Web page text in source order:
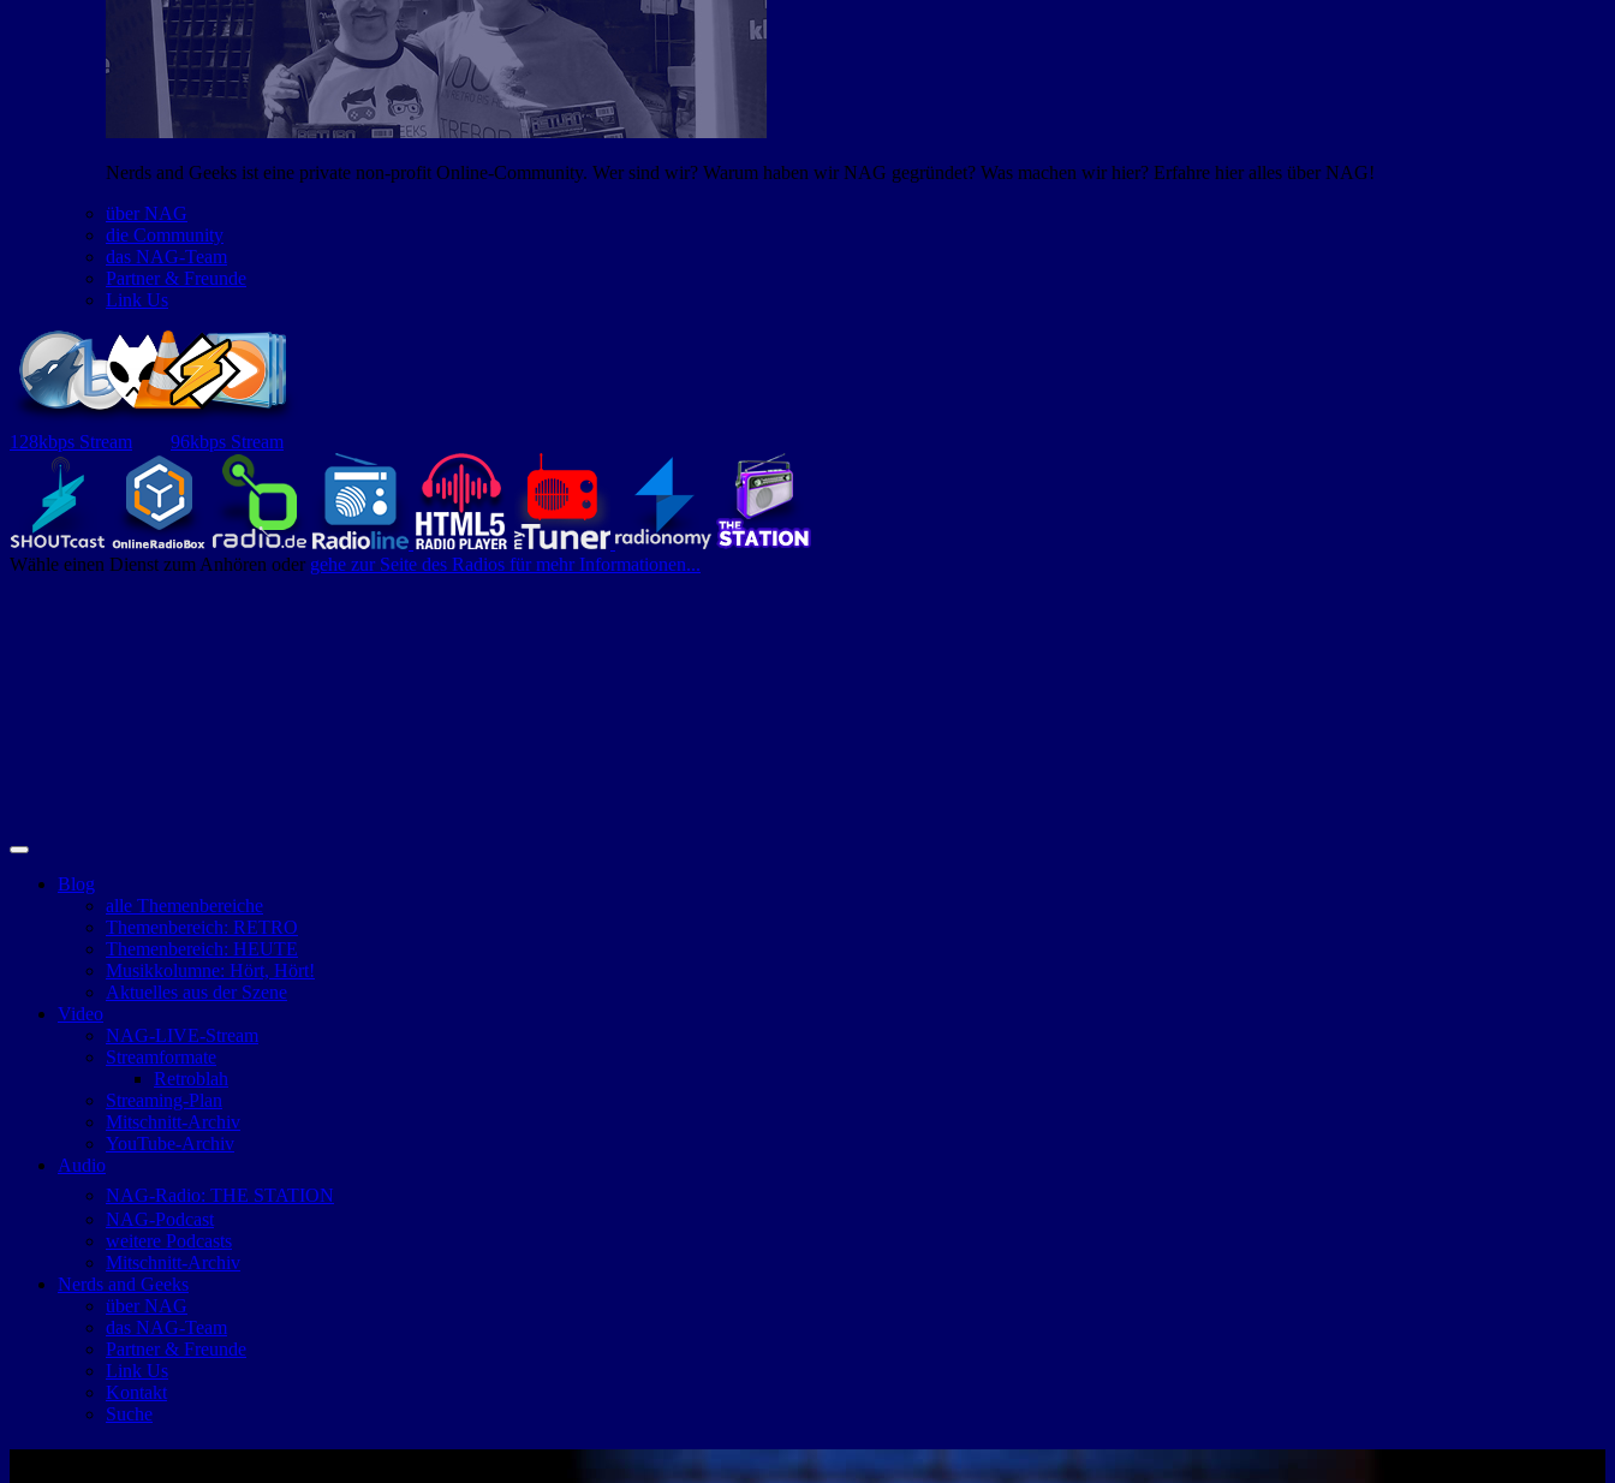
Nerds and Geeks ist eine private non-profit Online-Community. Wer sind wir? Warum haben wir NAG gegründet? Was machen wir hier? Erfahre hier alles über NAG!
über NAG
die Community
das NAG-Team
Partner & Freunde
Link Us
128kbps Stream 96kbps Stream
Wähle einen Dienst zum Anhören oder gehe zur Seite des Radios für mehr Informationen...
Blog
alle Themenbereiche
Themenbereich: RETRO
Themenbereich: HEUTE
Musikkolumne: Hört, Hört!
Aktuelles aus der Szene
Video
NAG-LIVE-Stream
Streamformate
Retroblah
Streaming-Plan
Mitschnitt-Archiv
YouTube-Archiv
Audio
NAG-Radio: THE STATION
NAG-Podcast
weitere Podcasts
Mitschnitt-Archiv
Nerds and Geeks
über NAG
das NAG-Team
Partner & Freunde
Link Us
Kontakt
Suche